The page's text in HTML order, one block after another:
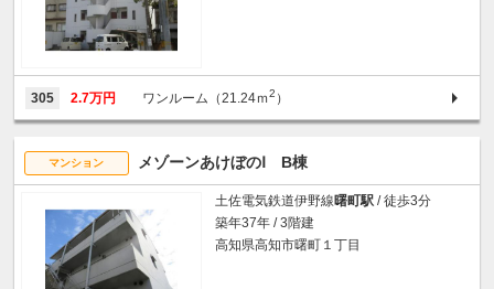
305 2.7万円 ワンルーム（21.24ｍ2 ）
マンション メゾーンあけぼのⅠ B棟
土佐電気鉄道伊野線曙町駅 / 徒歩3分
築年37年 / 3階建
高知県高知市曙町１丁目